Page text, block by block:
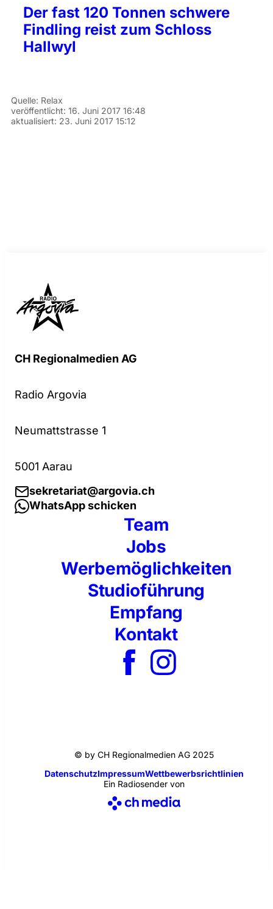
Der fast 120 Tonnen schwere
Findling reist zum Schloss
Hallwyl
Quelle: Relax
veröffentlicht: 16. Juni 2017 16:48
aktualisiert: 23. Juni 2017 15:12
CH Regionalmedien AG
Radio Argovia
Neumattstrasse 1
5001 Aarau
sekretariat@argovia.ch
WhatsApp schicken
Team
Jobs
Werbemöglichkeiten
Studioführung
Empfang
Kontakt
© by CH Regionalmedien AG 2025
DatenschutzImpressumWettbewerbsrichtlinien
Ein Radiosender von